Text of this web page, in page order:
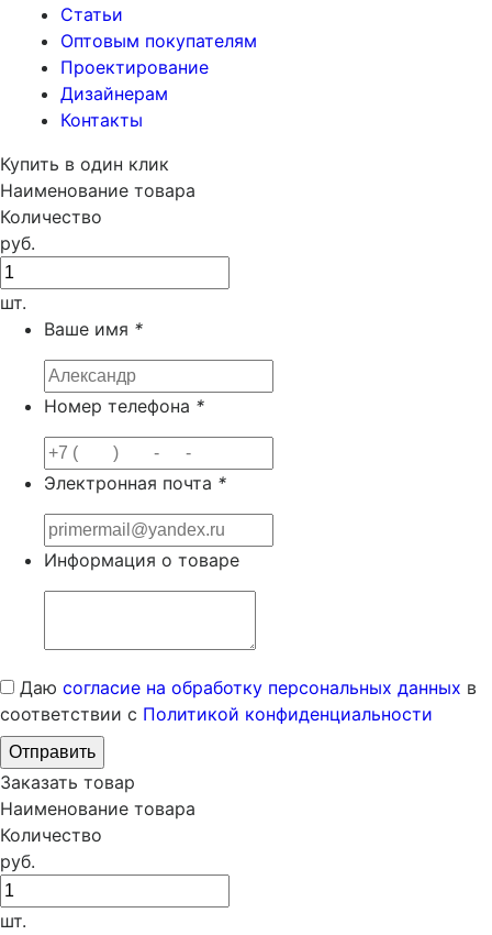
Статьи
Оптовым покупателям
Проектирование
Дизайнерам
Контакты
Купить в один клик
Наименование товара
Количество
руб.
шт.
Ваше имя *
Номер телефона *
Электронная почта *
Информация о товаре
Даю согласие на обработку персональных данных в
соответствии с Политикой конфиденциальности
Заказать товар
Наименование товара
Количество
руб.
шт.